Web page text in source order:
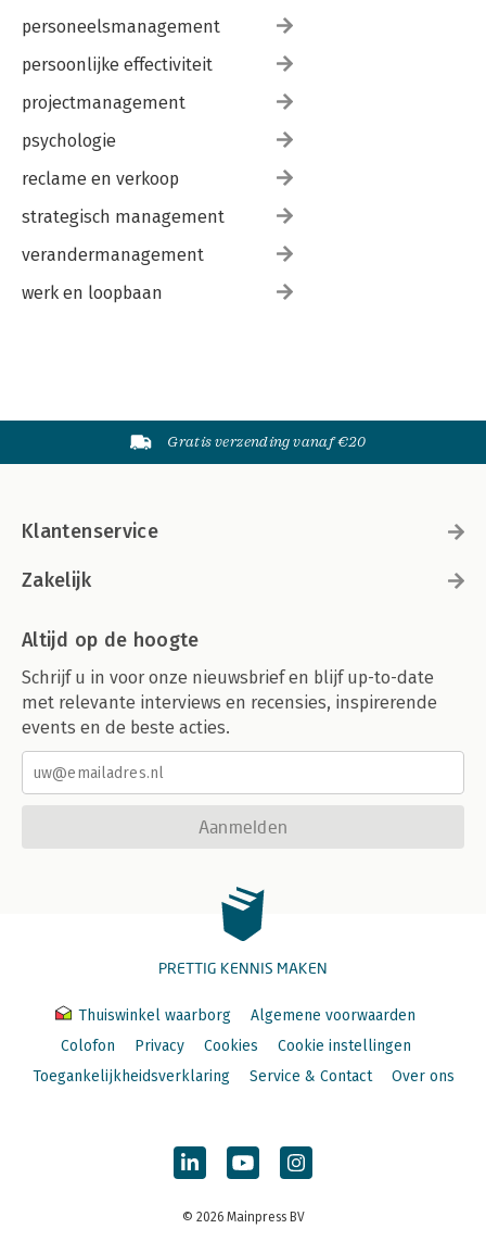
personeelsmanagement
persoonlijke effectiviteit
projectmanagement
psychologie
reclame en verkoop
strategisch management
verandermanagement
werk en loopbaan
Gratis verzending vanaf €20
Klantenservice
Zakelijk
Altijd op de hoogte
Schrijf u in voor onze nieuwsbrief en blijf up-to-date
met relevante interviews en recensies, inspirerende
events en de beste acties.
Aanmelden
PRETTIG KENNIS MAKEN
Thuiswinkel waarborg
Algemene voorwaarden
Colofon
Privacy Cookies
Cookie instellingen
Toegankelijkheidsverklaring
Service & Contact Over ons
© 2026 Mainpress BV